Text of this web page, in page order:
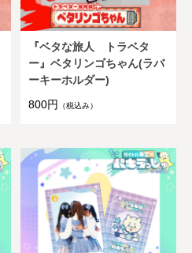
『ベタな旅人 トラベタ
ー』ベタリンゴちゃん(ラバ
ーキーホルダー)
800円
（税込み）